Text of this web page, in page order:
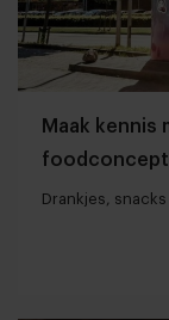
Maak kennis
foodconcept
Drankjes,